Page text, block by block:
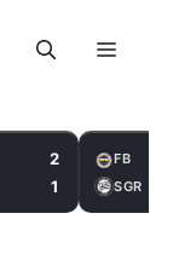
Menu
2
1
FB
SGR